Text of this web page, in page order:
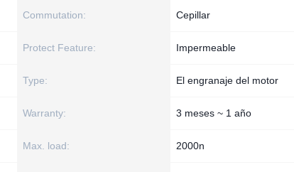
Commutation: Cepillar
Protect Feature: Impermeable
Type: El engranaje del motor
Warranty: 3 meses ~ 1 año
Max. load: 2000n